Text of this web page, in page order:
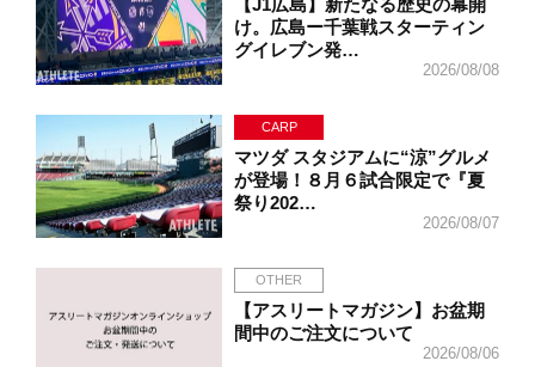
【J1広島】新たなる歴史の幕開
け。広島ー千葉戦スターティン
グイレブン発…
2026/08/08
CARP
マツダ スタジアムに“涼”グルメ
が登場！８月６試合限定で『夏
祭り202…
2026/08/07
OTHER
【アスリートマガジン】お盆期
間中のご注文について
2026/08/06